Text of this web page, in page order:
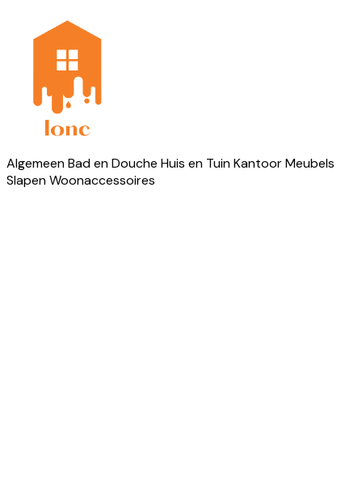
AlgemeenBad en Douche Huis en TuinKantoorMeubels
SlapenWoonaccessoires